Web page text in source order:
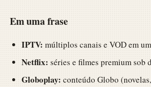
Em uma frase
IPTV: múltiplos canais e VOD em
Netflix: séries e filmes premium sob
Globoplay: conteúdo Globo